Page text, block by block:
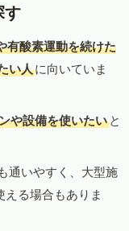
す
有酸素運動を続けた
い人に向いていま
や設備を使いたい と
通いやすく、大型施
る場合もありま